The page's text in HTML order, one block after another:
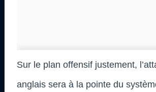
Sur le plan offensif justement,
anglais sera à la pointe du